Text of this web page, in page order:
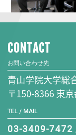
CONTACT
お問い合わせ先
青山学院大学総
〒150-8366 東
TEL / MAIL
03-3409-